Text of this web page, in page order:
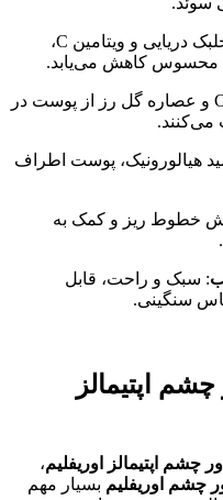
: با عصاره جلبک دریایی و ویتامین C،
محسوس کاهش می‌یابد.
: ویتامین C و عصاره گل رز از پوست در
می‌کنند.
هیالورونیک، پوست اطراف
خطوط ریز و کمک به
: سبک و راحت، قابل
سنگینی.
اپتیمالز
چشم اپتیمالز اوریفلیم،
چشم اوریفلیم بسیار مهم